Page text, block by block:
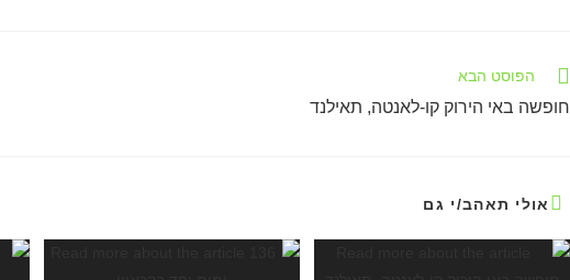
הפוסט הבא
חופשה באי הירוק קו-לאנטה, תאילנד
אולי תאהב/י גם